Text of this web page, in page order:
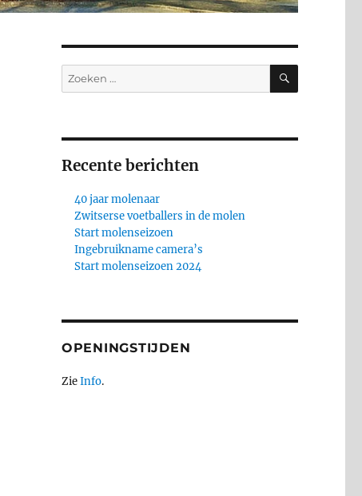
Zoeken
naar:
ZOEKEN
Recente berichten
40 jaar molenaar
Zwitserse voetballers in de molen
Start molenseizoen
Ingebruikname camera’s
Start molenseizoen 2024
OPENINGSTIJDEN
ZieInfo.